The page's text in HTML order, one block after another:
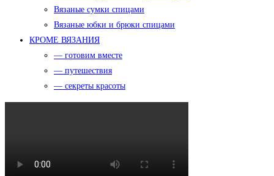
Вязаные сумки спицами
Вязаные юбки и брюки спицами
КРОМЕ ВЯЗАНИЯ
— готовим вместе
— путешествия
— секреты красоты